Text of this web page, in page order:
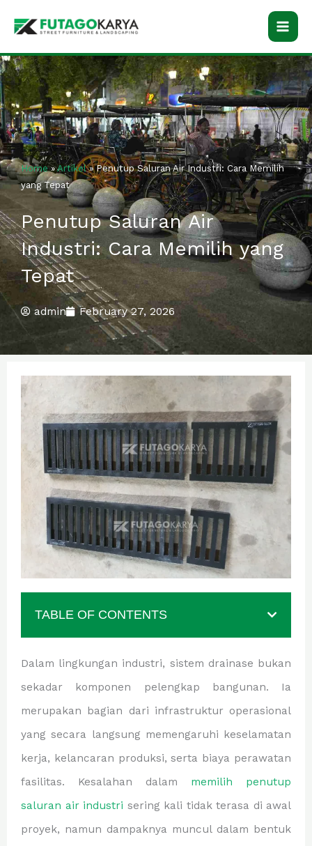
Home»Artikel»Penutup Saluran Air Industri: Cara Memilih
yang Tepat
Penutup Saluran Air
Industri: Cara Memilih yang
Tepat
admin February 27, 2026
TABLE OF CONTENTS
Dalam lingkungan industri, sistem drainase bukan
sekadar komponen pelengkap bangunan. Ia
merupakan bagian dari infrastruktur operasional
yang secara langsung memengaruhi keselamatan
kerja, kelancaran produksi, serta biaya perawatan
fasilitas. Kesalahan dalam memilih penutup
saluran air industri sering kali tidak terasa di awal
proyek, namun dampaknya muncul dalam bentuk